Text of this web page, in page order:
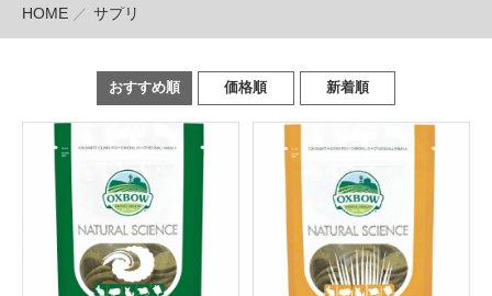
HOME サプリ
おすすめ順 価格順 新着順